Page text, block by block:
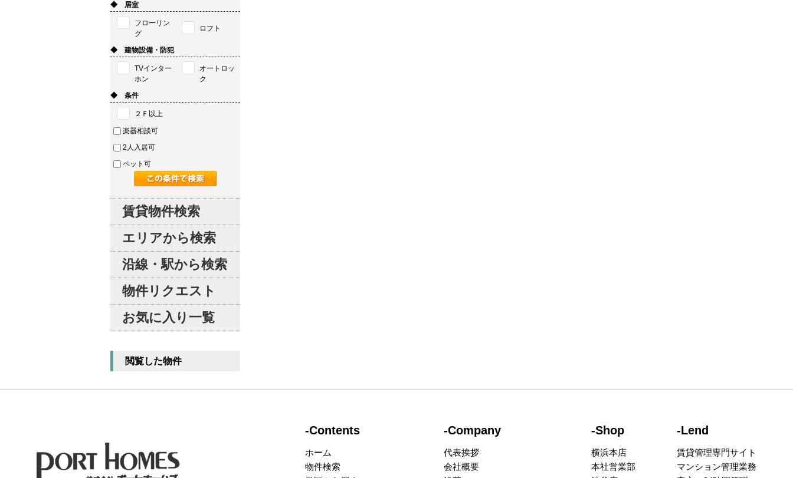
◆ 居室
フローリン
グ
ロフト
◆ 建物設備・防犯
TVインター
ホン
オートロッ
ク
◆ 条件
２Ｆ以上
楽器相談可
2人入居可
ペット可
賃貸物件検索
エリアから検索
沿線・駅から検索
物件リクエスト
お気に入り一覧
閲覧した物件
-Contents
ホーム
物件検索
-Company
代表挨拶
会社概要
-Shop
横浜本店
本社営業部
-Lend
賃貸管理専門サイト
マンション管理業務